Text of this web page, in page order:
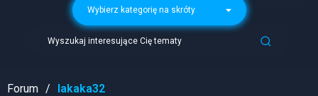
Wybierz kategorię na skróty
Wyszukaj interesujące Cię tematy
Forum lakaka32